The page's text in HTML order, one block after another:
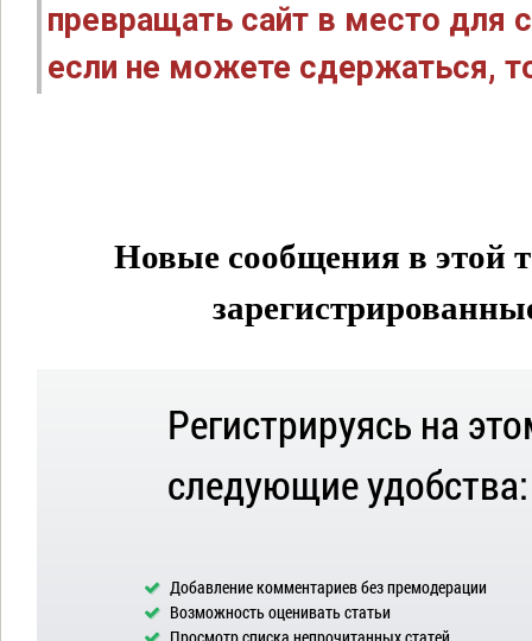
превращать сайт в место для
если не можете сдержаться,
Новые сообщения в этой
Регистрируясь на
следующие удобства:
Добавление комментариев без премодерации
Возможность оценивать статьи